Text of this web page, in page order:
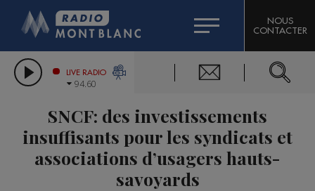
LES CHRONIQUES DE L'EXPERT
CITIZEN MACHINERY
GRAND MASSIF DOMAINES SKIABLES
BIGARD
COMPAGNIE DU MONT-BLANC
NOUS
CONTACTER
LIVE RADIO
94.60
SNCF: des investissements
insuffisants pour les syndicats et
associations d’usagers hauts-
savoyards